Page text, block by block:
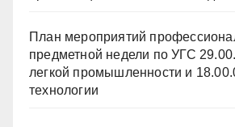
План мероприятий
предметной недели по УГС
легкой промышленности и
технологии